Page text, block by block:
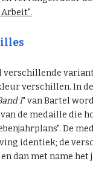
verschillende
verschillen. In
I" van Bartel
de medaille die
De
identiek; de
dan met name het